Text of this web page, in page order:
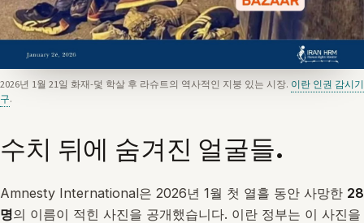
2026년 1월 21일 화재-덫 학살 후 라슈트의 역사적인 지붕 있는 시장. 이란 인권 감시기
구.
수치 뒤에 숨겨진 얼굴들.
Amnesty International은 2026년 1월 첫 열흘 동안 사망한 28
명의 이름이 적힌 사진을 공개했습니다. 이란 정부는 이 사진을